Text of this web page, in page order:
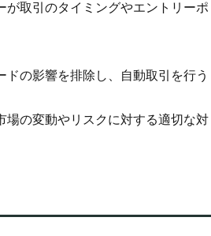
が取引のタイミングやエントリーポ
の影響を排除し、自動取引を行う
場の変動やリスクに対する適切な対